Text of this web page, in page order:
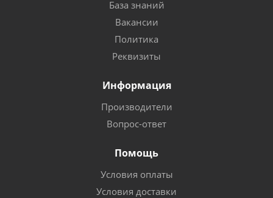
База знаний
Вакансии
Политика
Реквизиты
Информация
Производители
Вопрос-ответ
Помощь
Условия оплаты
Условия доставки